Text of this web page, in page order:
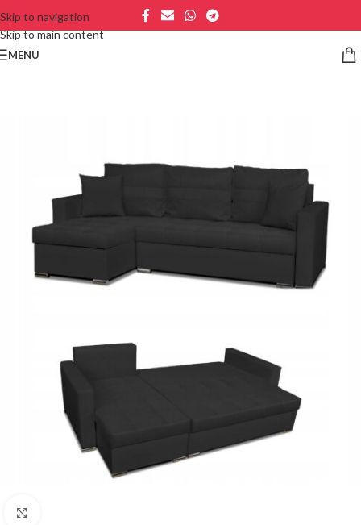
Skip to navigation
Skip to main content
MENU